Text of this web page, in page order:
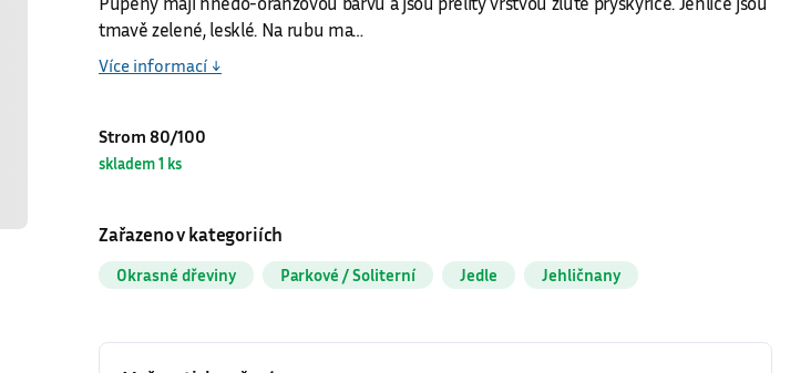
Pupeny mají hnědo-oranžovou barvu a jsou přelitý vrstvou žluté pryskyřice. Jehlice jsou
Strom 80/100
Zařazeno v kategoriích
Okrasné dřeviny Parkové / Soliterní Jedle Jehličnany